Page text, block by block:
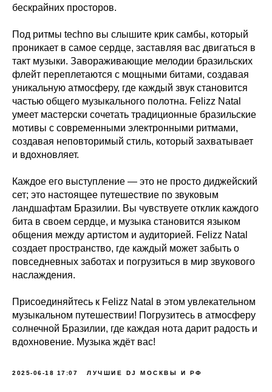
бескрайних просторов.
Под ритмы techno вы слышите крик самбы, который
проникает в самое сердце, заставляя вас двигаться в
такт музыки. Завораживающие мелодии бразильских
флейт переплетаются с мощными битами, создавая
уникальную атмосферу, где каждый звук становится
частью общего музыкального полотна. Felizz Natal
умеет мастерски сочетать традиционные бразильские
мотивы с современными электронными ритмами,
создавая неповторимый стиль, который захватывает
и вдохновляет.
Каждое его выступление — это не просто диджейский
сет; это настоящее путешествие по звуковым
ландшафтам Бразилии. Вы чувствуете отклик каждого
бита в своем сердце, и музыка становится языком
общения между артистом и аудиторией. Felizz Natal
создает пространство, где каждый может забыть о
повседневных заботах и погрузиться в мир звукового
наслаждения.
Присоединяйтесь к Felizz Natal в этом увлекательном
музыкальном путешествии! Погрузитесь в атмосферу
солнечной Бразилии, где каждая нота дарит радость и
вдохновение. Музыка ждёт вас!
2025-06-18 17:07 ЛУЧШИЕ DJ МОСКВЫ И РФ